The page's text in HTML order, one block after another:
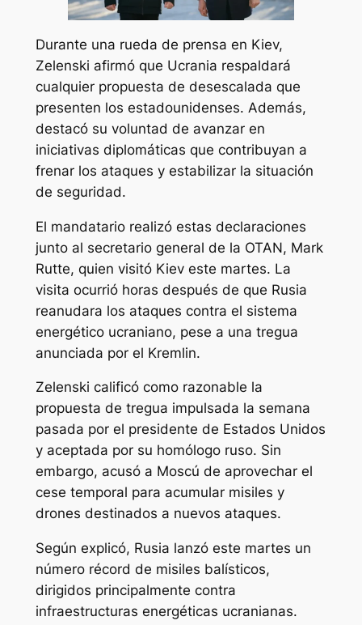
Durante una rueda de prensa en Kiev,
Zelenski afirmó que Ucrania respaldará
cualquier propuesta de desescalada que
presenten los estadounidenses. Además,
destacó su voluntad de avanzar en
iniciativas diplomáticas que contribuyan a
frenar los ataques y estabilizar la situación
de seguridad.
El mandatario realizó estas declaraciones
junto al secretario general de la OTAN, Mark
Rutte, quien visitó Kiev este martes. La
visita ocurrió horas después de que Rusia
reanudara los ataques contra el sistema
energético ucraniano, pese a una tregua
anunciada por el Kremlin.
Zelenski calificó como razonable la
propuesta de tregua impulsada la semana
pasada por el presidente de Estados Unidos
y aceptada por su homólogo ruso. Sin
embargo, acusó a Moscú de aprovechar el
cese temporal para acumular misiles y
drones destinados a nuevos ataques.
Según explicó, Rusia lanzó este martes un
número récord de misiles balísticos,
dirigidos principalmente contra
infraestructuras energéticas ucranianas.